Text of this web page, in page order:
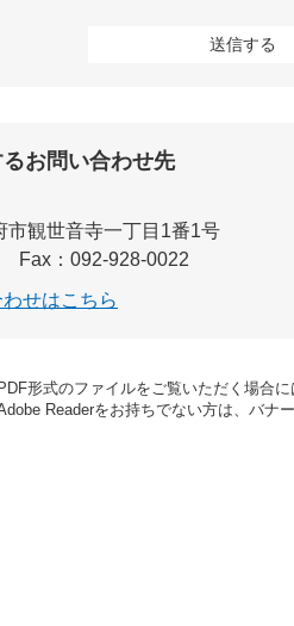
お問い合わせ先
市観世音寺一丁目1番1号
Fax：092-928-0022
せはこちら
PDF形式のファイルをご覧いただく場合
Readerをお持ちでない方は、バナ